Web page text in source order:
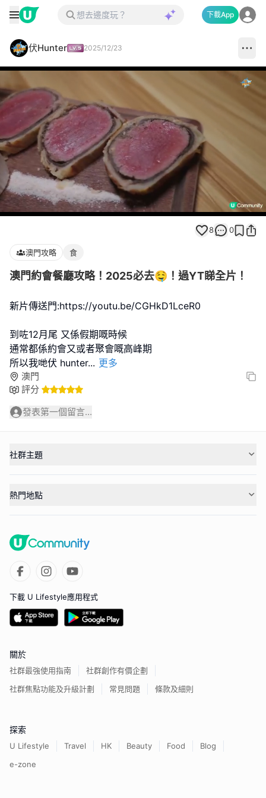
下載App
伏Hunter 2025/12/23
Loaded:
100.00%
Unmute
8 0
澳門攻略 食
澳門約會餐廳攻略！2025必去🤤！過YT睇全片！
新片傳送門:https://youtu.be/CGHkD1LceR0
到咗12月尾 又係假期嘅時候
通常都係約會又或者聚會嘅高峰期
所以我哋伏 hunter... 更多
澳門
評分
發表第一個留言...
社群主題
熱門地點
下載 U Lifestyle應用程式
關於
社群最強使用指南
社群創作有價企劃
社群焦點功能及升級計劃
常見問題 條款及細則
探索
U Lifestyle Travel HK Beauty Food
Blog
e-zone